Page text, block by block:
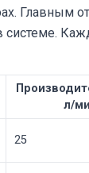
Главным
л/
25